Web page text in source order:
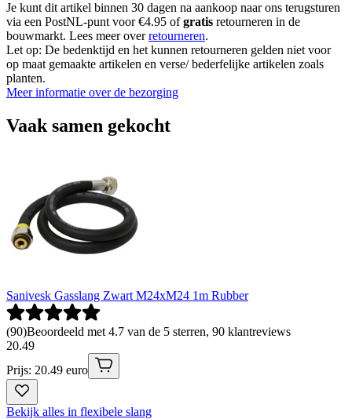
Je kunt dit artikel binnen 30 dagen na aankoop naar ons terugsturen
via een PostNL-punt voor €4.95 ofgratis retourneren in de
bouwmarkt. Lees meer overretourneren.
Let op: De bedenktijd en het kunnen retourneren gelden niet voor
op maat gemaakte artikelen en verse/ bederfelijke artikelen zoals
planten.
Meer informatie over de bezorging
Vaak samen gekocht
Sanivesk Gasslang Zwart M24xM24 1m Rubber
(90)Beoordeeld met 4.7 van de 5 sterren, 90 klantreviews
20.49
Prijs: 20.49 euro
Bekijk alles in flexibele slang